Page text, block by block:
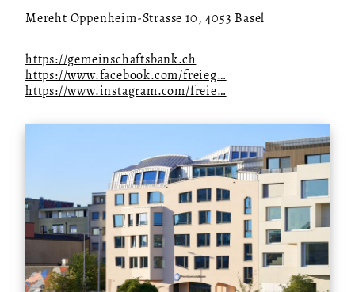
Mereht Oppenheim-Strasse 10, 4053 Basel
https://gemeinschaftsbank.ch
https://www.facebook.com/freieg…
https://www.instagram.com/freie…